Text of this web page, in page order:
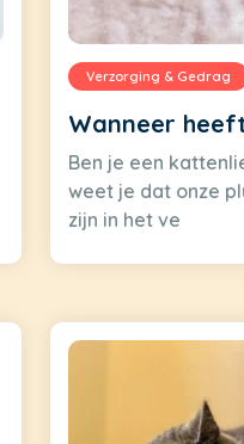
Verzorging & Gedrag
Wanneer
Ben je een
weet je dat onze
zijn in het ve